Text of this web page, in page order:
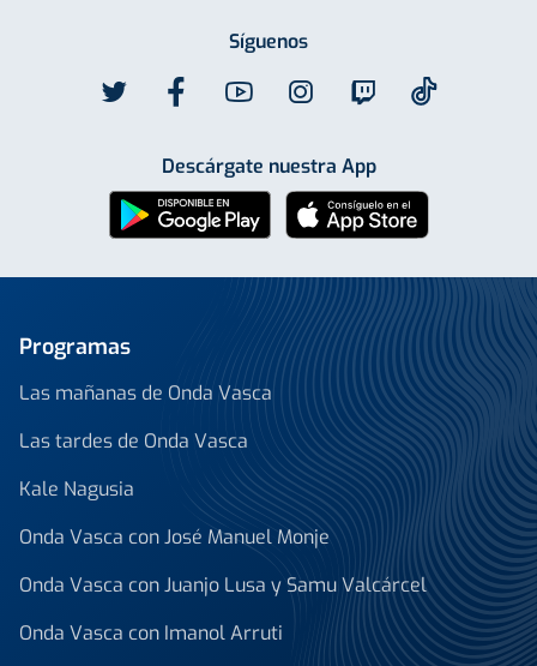
Síguenos
Descárgate nuestra App
Programas
Las mañanas de Onda Vasca
Las tardes de Onda Vasca
Kale Nagusia
Onda Vasca con José Manuel Monje
Onda Vasca con Juanjo Lusa y Samu Valcárcel
Onda Vasca con Imanol Arruti